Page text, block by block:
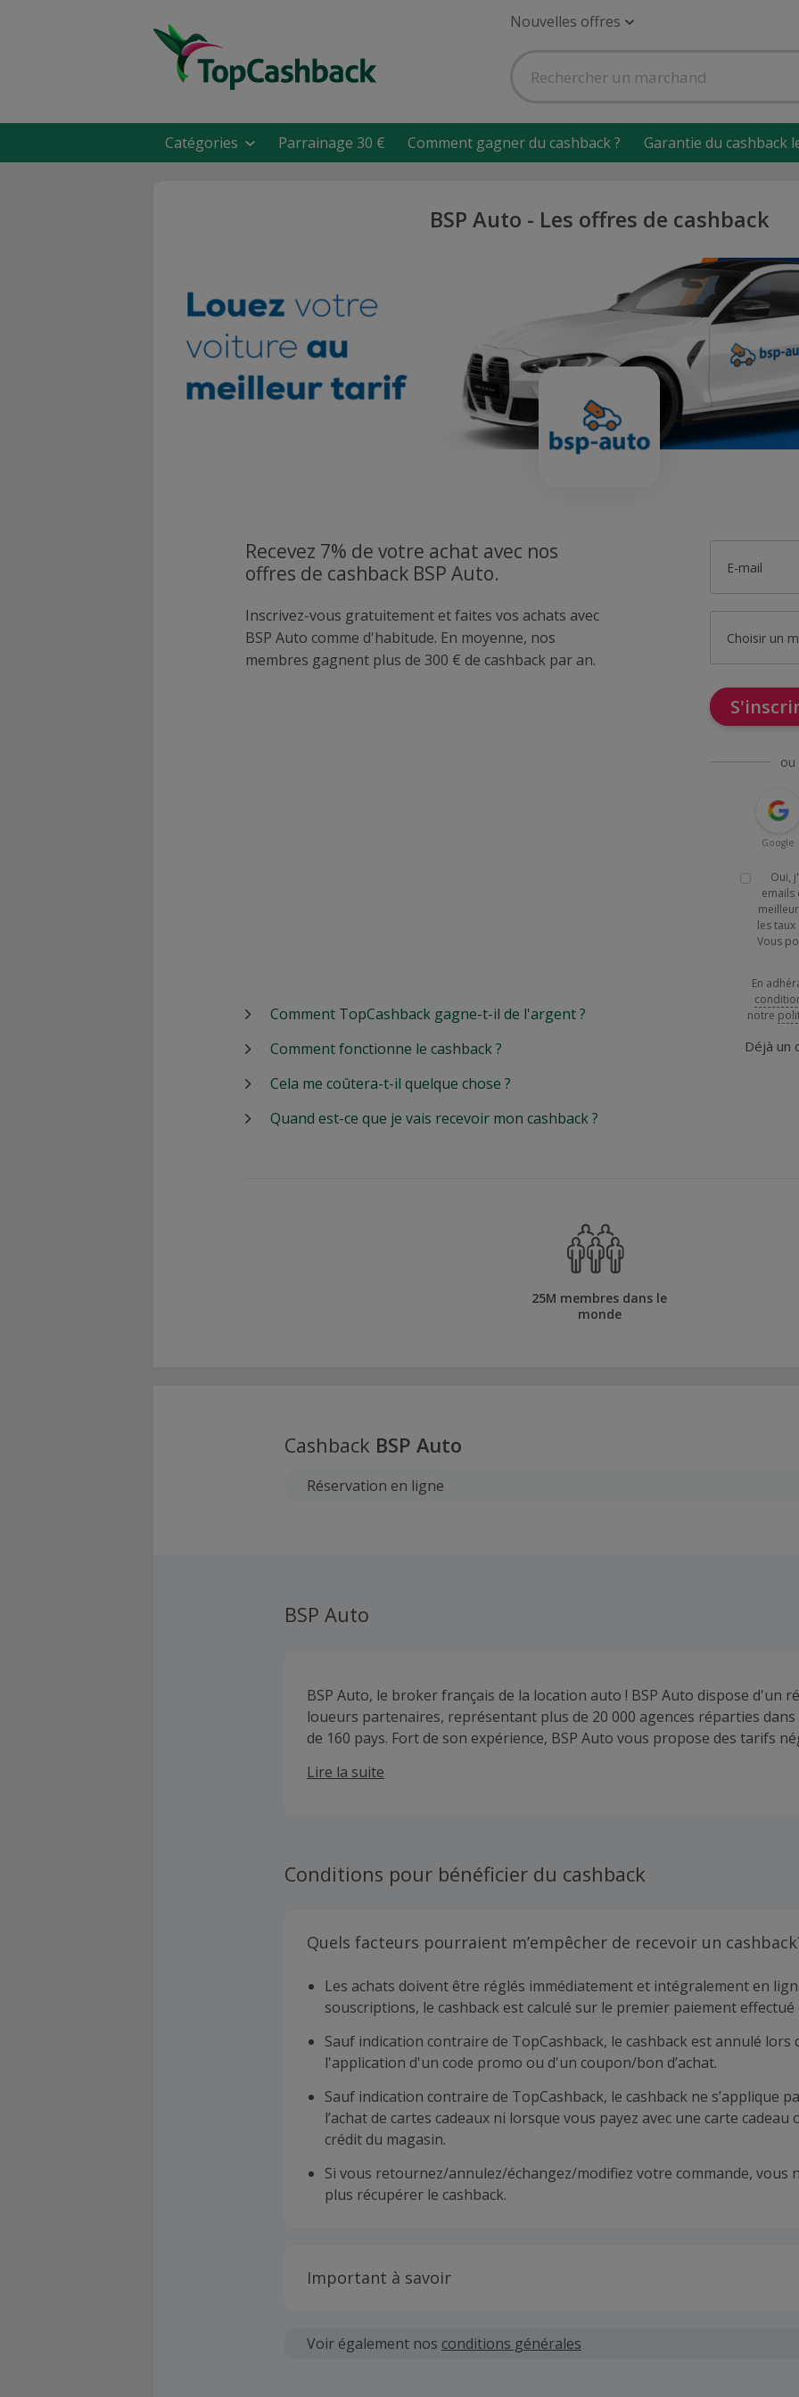
Nouvelles offres
Catégories Parrainage 30 € Comment gagner du cashback ? Garantie du cashback
BSP Auto - Les offres de cashback
Recevez 7% de votre achat avec nos
offres de cashback BSP Auto.
Inscrivez-vous gratuitement et faites vos achats avec
BSP Auto comme d'habitude. En moyenne, nos
membres gagnent plus de 300 € de cashback par an.
E-mail
Choisir un
ou
Google
Oui,
emails
les
Vous
En
notre
Déjà un
Comment TopCashback gagne-t-il de l'argent ?
Comment fonctionne le cashback ?
Cela me coûtera-t-il quelque chose ?
Quand est-ce que je vais recevoir mon cashback ?
25M membres dans le
monde
Cashback BSP Auto
Réservation en ligne
BSP Auto
BSP Auto, le broker français de la location auto ! BSP Auto dispose d'un
loueurs partenaires, représentant plus de 20 000 agences réparties
de 160 pays. Fort de son expérience, BSP Auto vous propose des tarifs
vous pourrez choisir en toute simplicité et transparence le meilleur tarif
Lire la suite
Conditions pour bénéficier du cashback
Quels facteurs pourraient m’empêcher de recevoir un
Les achats doivent être réglés immédiatement et intégralement en
souscriptions, le cashback est calculé sur le premier paiement effectué
Sauf indication contraire de TopCashback, le cashback est annulé lors
l'application d'un code promo ou d'un coupon/bon d’achat.
Sauf indication contraire de TopCashback, le cashback ne s’applique
l’achat de cartes cadeaux ni lorsque vous payez avec une carte cadeau
crédit du magasin.
Si vous retournez/annulez/échangez/modifiez votre commande, vous
plus récupérer le cashback.
Important à savoir
soumises au plus tard dans les 100 jours qui suivent la date d'achat.
Voir également nos conditions générales